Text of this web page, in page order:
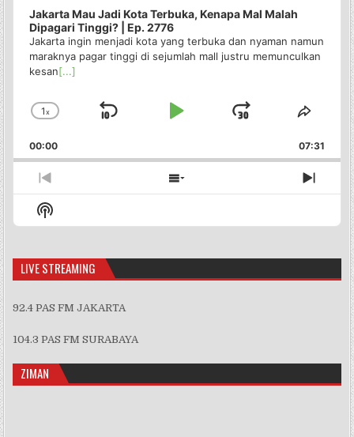
Jakarta Mau Jadi Kota Terbuka, Kenapa Mal Malah
Dipagari Tinggi? | Ep. 2776
Jakarta ingin menjadi kota yang terbuka dan nyaman namun
maraknya pagar tinggi di sejumlah mall justru memunculkan
kesan[...]
Change
Rate
1x
Skip
Play
Jump
Forward
Share
00:00 07:31
Previous
Episode
Show
Next
Show
Podcast
LIVE STREAMING
92.4 PAS FM JAKARTA
104.3 PAS FM SURABAYA
ZIMAN